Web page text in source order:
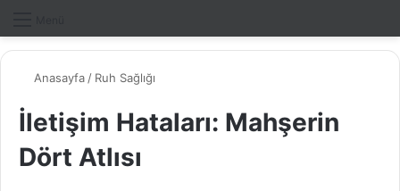
Anasayfa / Ruh Sağlığı
İletişim Hataları: Mahşerin
Dört Atlısı